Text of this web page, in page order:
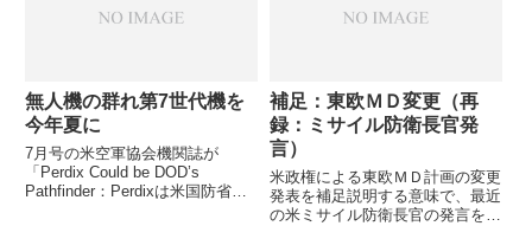
当国防次官補代理が3日に、...
無人機の群れ第7世代機を
今年夏に
7月号の米空軍協会機関誌が
「Perdix Could be DOD’s
Pathfinder：Perdixは米国防省の
補足：東欧ＭＤ変更（再
録：ミサイル防衛長官発
言）
米政権による東欧ＭＤ計画の変更
発表を補足説明する意味で、最近
の米ミサイル防衛長官の発言を再